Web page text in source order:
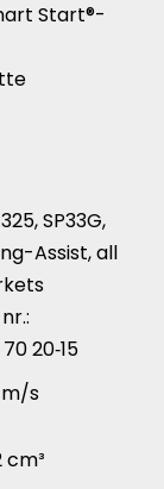
Start®-
SP33G,
Assist, all
20‑15
m/s
cm³